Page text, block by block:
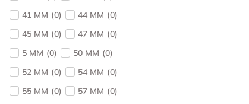
41 MM (0) 44 MM (0)
45 MM (0) 47 MM (0)
5 MM (0) 50 MM (0)
52 MM (0) 54 MM (0)
55 MM (0) 57 MM (0)